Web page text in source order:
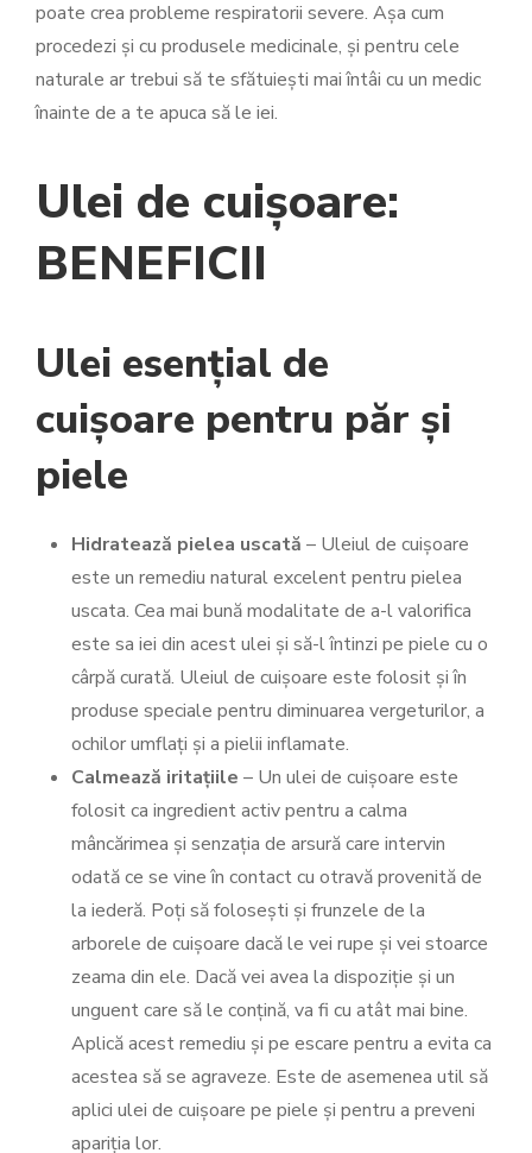
poate crea probleme respiratorii severe. Așa cum
procedezi și cu produsele medicinale, și pentru cele
naturale ar trebui să te sfătuiești mai întâi cu un medic
înainte de a te apuca să le iei.
Ulei de cuișoare:
BENEFICII
Ulei esențial de
cuișoare pentru păr și
piele
Hidratează pielea uscată – Uleiul de cuișoare
este un remediu natural excelent pentru pielea
uscata. Cea mai bună modalitate de a-l valorifica
este sa iei din acest ulei și să-l întinzi pe piele cu o
cârpă curată. Uleiul de cuișoare este folosit și în
produse speciale pentru diminuarea vergeturilor, a
ochilor umflați și a pielii inflamate.
Calmează iritațiile – Un ulei de cuișoare este
folosit ca ingredient activ pentru a calma
mâncărimea și senzația de arsură care intervin
odată ce se vine în contact cu otravă provenită de
la iederă. Poți să folosești și frunzele de la
arborele de cuișoare dacă le vei rupe și vei stoarce
zeama din ele. Dacă vei avea la dispoziție și un
unguent care să le conțină, va fi cu atât mai bine.
Aplică acest remediu și pe escare pentru a evita ca
acestea să se agraveze. Este de asemenea util să
aplici ulei de cuișoare pe piele și pentru a preveni
apariția lor.